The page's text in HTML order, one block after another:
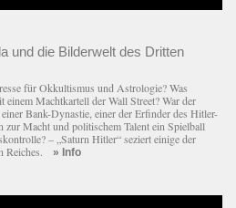
und die Bilderwelt des Dritten
für Okkultismus und Astrologie? Was
Macht­kartell der Wall Street? War der
Bank-Dynastie, einer der Erfinder des Hitler-
Macht und politischem Talent ein Spielball
– „Saturn Hitler“ seziert einige der
Reiches. » Info